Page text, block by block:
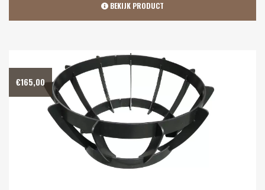
BEKIJK PRODUCT
€165,00